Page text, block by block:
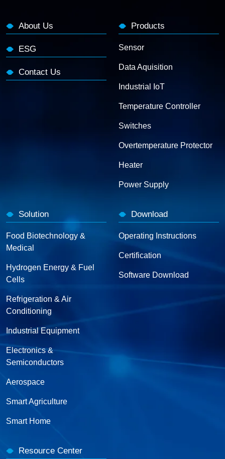
About Us
ESG
Contact Us
Products
Sensor
Data Aquisition
Industrial IoT
Temperature Controller
Switches
Overtemperature Protector
Heater
Power Supply
Solution
Food Biotechnology &
Medical
Hydrogen Energy & Fuel
Cells
Refrigeration & Air
Conditioning
Industrial Equipment
Electronics &
Semiconductors
Aerospace
Smart Agriculture
Smart Home
Download
Operating Instructions
Certification
Software Download
Resource Center